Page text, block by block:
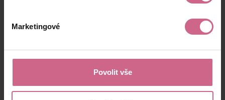
Marketingové
Povolit vše